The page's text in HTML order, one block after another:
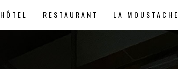
HÔTEL RESTAURANT LA MOUSTACHE